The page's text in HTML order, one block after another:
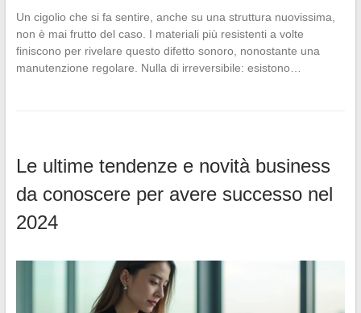
Un cigolio che si fa sentire, anche su una struttura nuovissima,
non è mai frutto del caso. I materiali più resistenti a volte
finiscono per rivelare questo difetto sonoro, nonostante una
manutenzione regolare. Nulla di irreversibile: esistono…
Le ultime tendenze e novità business
da conoscere per avere successo nel
2024